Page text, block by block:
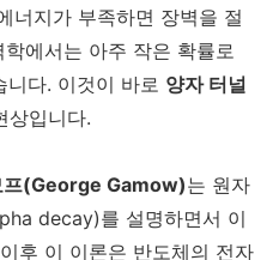
너지가 부족하면 장벽을 절
에서는 아주 작은 확률로
니다. 이것이 바로 양자 터널
상입니다.
프(George Gamow)는 원자
decay)를 설명하면서 이
후 이 이론은 반도체의 전자